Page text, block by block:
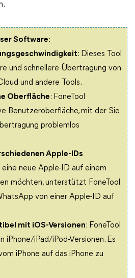
Software:
: Dieses Tool
und schnellere Übertragung von
und andere Tools.
Oberfläche: FoneTool
Benutzeroberfläche, mit der Sie
problemlos
Apple-IDs
eine neue Apple-ID auf einem
möchten, unterstützt FoneTool
von einer Apple-ID auf
mit iOS-Versionen: FoneTool
iPad/iPod-Versionen. Es
iPhone auf das iPhone zu